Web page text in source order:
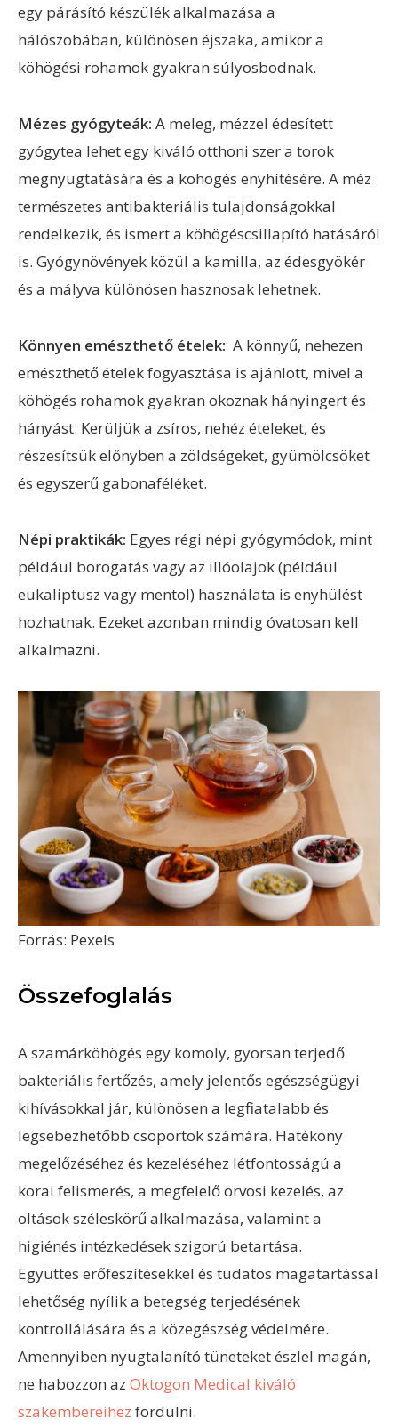
egy párásító készülék alkalmazása a
hálószobában, különösen éjszaka, amikor a
köhögési rohamok gyakran súlyosbodnak.
Mézes gyógyteák: A meleg, mézzel édesített
gyógytea lehet egy kiváló otthoni szer a torok
megnyugtatására és a köhögés enyhítésére. A méz
természetes antibakteriális tulajdonságokkal
rendelkezik, és ismert a köhögéscsillapító hatásáról
is. Gyógynövények közül a kamilla, az édesgyökér
és a mályva különösen hasznosak lehetnek.
Könnyen emészthető ételek: A könnyű, nehezen
emészthető ételek fogyasztása is ajánlott, mivel a
köhögés rohamok gyakran okoznak hányingert és
hányást. Kerüljük a zsíros, nehéz ételeket, és
részesítsük előnyben a zöldségeket, gyümölcsöket
és egyszerű gabonaféléket.
Népi praktikák: Egyes régi népi gyógymódok, mint
például borogatás vagy az illóolajok (például
eukaliptusz vagy mentol) használata is enyhülést
hozhatnak. Ezeket azonban mindig óvatosan kell
alkalmazni.
Forrás: Pexels
Összefoglalás
A szamárköhögés egy komoly, gyorsan terjedő
bakteriális fertőzés, amely jelentős egészségügyi
kihívásokkal jár, különösen a legfiatalabb és
legsebezhetőbb csoportok számára. Hatékony
megelőzéséhez és kezeléséhez létfontosságú a
korai felismerés, a megfelelő orvosi kezelés, az
oltások széleskörű alkalmazása, valamint a
higiénés intézkedések szigorú betartása.
Együttes erőfeszítésekkel és tudatos magatartással
lehetőség nyílik a betegség terjedésének
kontrollálására és a közegészség védelmére.
Amennyiben nyugtalanító tüneteket észlel magán,
ne habozzon az Oktogon Medical kiváló
szakembereihez fordulni.